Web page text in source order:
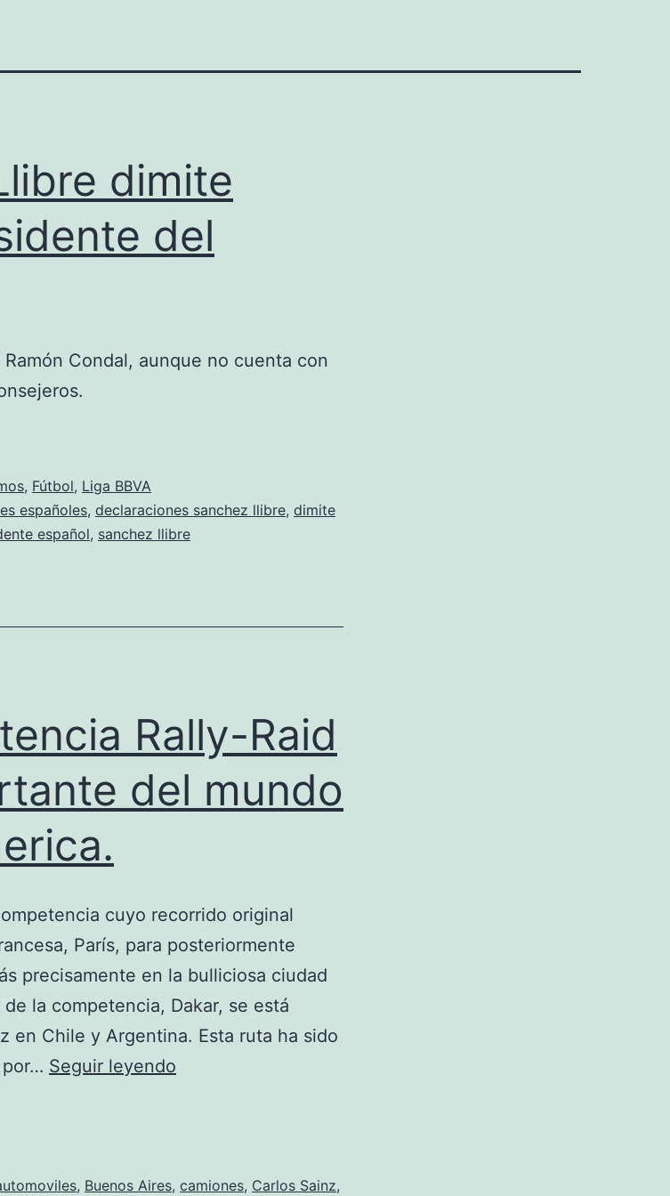
dimite
del
Condal, aunque no cuenta con
, Fútbol, Liga BBVA
españoles, declaraciones sanchez llibre, dimite
español, sanchez llibre
Rally-Raid
del mundo
cuyo recorrido original
París, para posteriormente
precisamente en la bulliciosa ciudad
la competencia, Dakar, se está
en Chile y Argentina. Esta ruta ha sido
por… Seguir leyendo
mas
, Buenos Aires, camiones, Carlos Sainz,